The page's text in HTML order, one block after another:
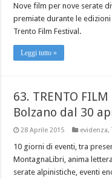
Nove film per nove serate
premiate durante le
Trento Film Festival.
Leggi tutto »
63. TRENTO
Bolzano dal 30
28 Aprile 2015 evidenza,
10 giorni di eventi, tra
MontagnaLibri, anima
serate alpinistiche, eventi